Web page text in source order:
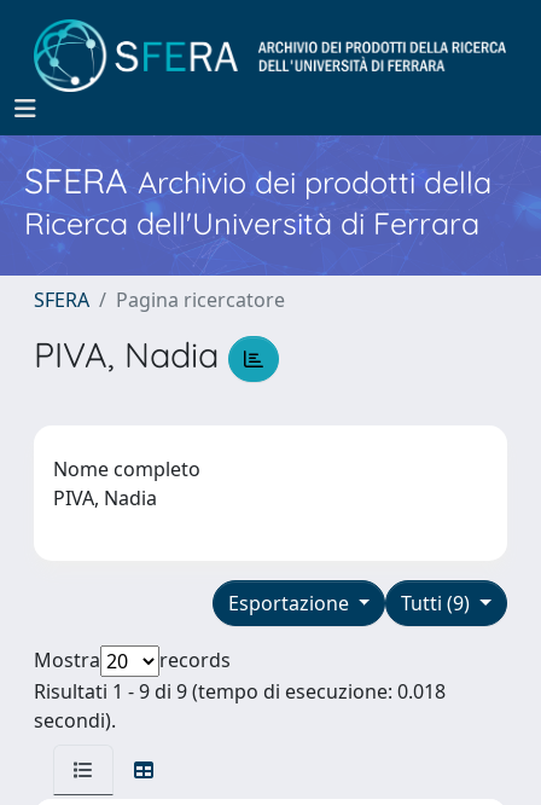
SFERA Archivio dei prodotti della
Ricerca dell'Università di Ferrara
SFERA Pagina ricercatore
PIVA, Nadia
Nome completo
PIVA, Nadia
Tutti (9)
Esportazione
Mostra
records
Risultati 1 - 9 di 9 (tempo di esecuzione: 0.018
secondi).